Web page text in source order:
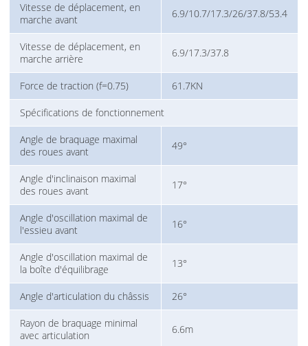
Vitesse de déplacement, en
marche avant
6.9/10.7/17.3/26/37.8/53.4
Vitesse de déplacement, en
marche arrière
6.9/17.3/37.8
Force de traction (f=0.75) 61.7KN
Spécifications de fonctionnement
Angle de braquage maximal
des roues avant
49°
Angle d'inclinaison maximal
des roues avant
17°
Angle d'oscillation maximal de
l'essieu avant
16°
Angle d'oscillation maximal de
la boîte d'équilibrage
13°
Angle d'articulation du châssis 26°
Rayon de braquage minimal
avec articulation
6.6m